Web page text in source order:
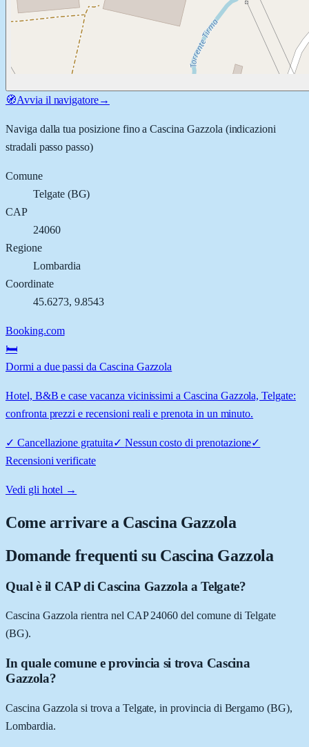
🧭Avvia il navigatore→
Naviga dalla tua posizione fino aCascina Gazzola (indicazioni
stradali passo passo)
Comune
Telgate(BG)
CAP
24060
Regione
Lombardia
Coordinate
45.6273, 9.8543
Booking.com
🛏️
Dormi a due passi da Cascina Gazzola
Hotel, B&B e case vacanza vicinissimi a Cascina Gazzola, Telgate:
confronta prezzi e recensioni reali e prenota in un minuto.
✓ Cancellazione gratuita✓ Nessun costo di prenotazione✓
Recensioni verificate
Vedi gli hotel →
Come arrivare a Cascina Gazzola
Domande frequenti su Cascina Gazzola
Qual è il CAP di Cascina Gazzola a Telgate?
Cascina Gazzola rientra nel CAP 24060 del comune di Telgate
(BG).
In quale comune e provincia si trova Cascina
Gazzola?
Cascina Gazzola si trova a Telgate, in provincia di Bergamo (BG),
Lombardia.